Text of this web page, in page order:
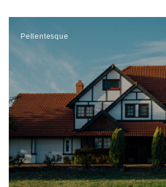
Pellentesque